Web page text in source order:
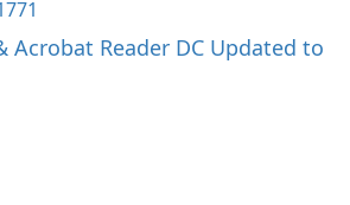
Acrobat Reader DC Updated to